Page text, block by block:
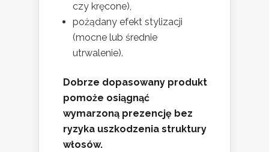
czy kręcone),
pożądany efekt stylizacji
(mocne lub średnie
utrwalenie).
Dobrze dopasowany produkt
pomoże osiągnąć
wymarzoną prezencję bez
ryzyka uszkodzenia struktury
włosów.